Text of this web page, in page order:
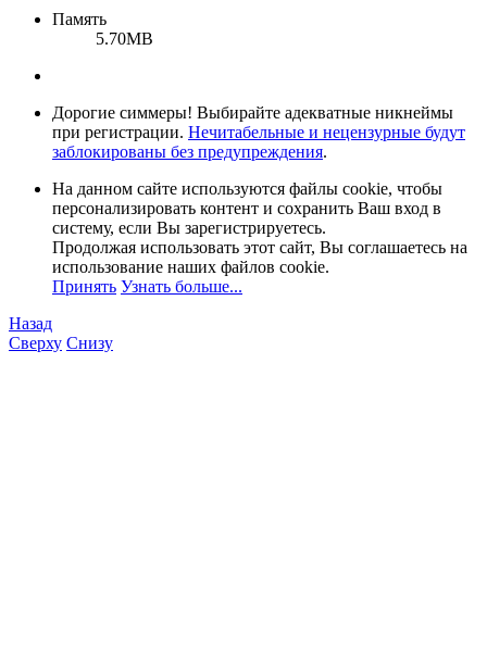
Память
5.70MB
Дорогие симмеры! Выбирайте адекватные никнеймы
при регистрации. Нечитабельные и нецензурные будут
заблокированы без предупреждения.
На данном сайте используются файлы cookie, чтобы
персонализировать контент и сохранить Ваш вход в
систему, если Вы зарегистрируетесь.
Продолжая использовать этот сайт, Вы соглашаетесь на
использование наших файлов cookie.
Принять Узнать больше...
Назад
Сверху Снизу